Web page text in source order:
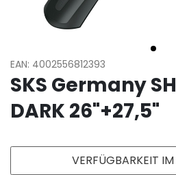
EAN: 4002556812393
SKS Germany
DARK 26"+27,5"
VERFÜGBARKEIT